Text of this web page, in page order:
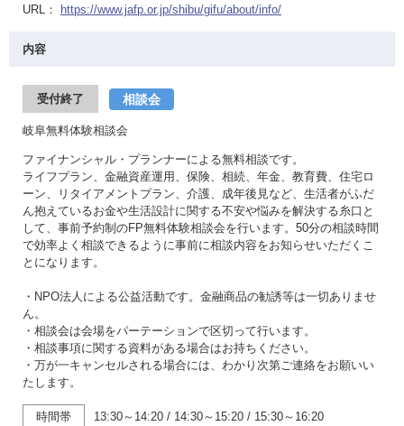
URL：
https://www.jafp.or.jp/shibu/gifu/about/info/
内容
受付終了 相談会
岐阜無料体験相談会
ファイナンシャル・プランナーによる無料相談です。
ライフプラン、金融資産運用、保険、相続、年金、教育費、住宅ロ
ーン、リタイアメントプラン、介護、成年後見など、生活者がふだ
ん抱えているお金や生活設計に関する不安や悩みを解決する糸口と
して、事前予約制のFP無料体験相談会を行います。50分の相談時間
で効率よく相談できるように事前に相談内容をお知らせいただくこ
とになります。
・NPO法人による公益活動です。金融商品の勧誘等は一切ありませ
ん。
・相談会は会場をパーテーションで区切って行います。
・相談事項に関する資料がある場合はお持ちください。
・万が一キャンセルされる場合には、わかり次第ご連絡をお願いい
たします。
時間帯 13:30～14:20 / 14:30～15:20 / 15:30～16:20